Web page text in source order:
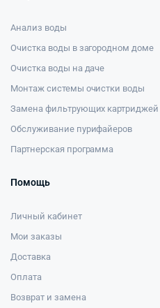
Анализ воды
Очистка воды в загородном доме
Очистка воды на даче
Монтаж системы очистки воды
Замена фильтрующих картриджей
Обслуживание пурифайеров
Партнерская программа
Помощь
Личный кабинет
Мои заказы
Доставка
Оплата
Возврат и замена